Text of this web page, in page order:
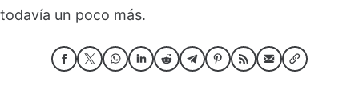
todavía un poco más.